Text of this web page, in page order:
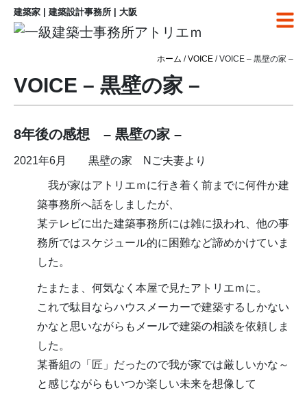
建築家 | 建築設計事務所 | 大阪
ホーム /VOICE / VOICE – 黒壁の家 –
VOICE – 黒壁の家 –
8年後の感想 – 黒壁の家 –
2021年6月 黒壁の家 Nご夫妻より
我が家はアトリエｍに行き着く前までに何件か建
築事務所へ話をしましたが、
某テレビに出た建築事務所には雑に扱われ、他の事
務所ではスケジュール的に困難など諦めかけていま
した。
たまたま、何気なく本屋で見たアトリエｍに。
これで駄目ならハウスメーカーで建築するしかない
かなと思いながらもメールで建築の相談を依頼しま
した。
某番組の「匠」だったので我が家では厳しいかな～
と感じながらもいつか楽しい未来を想像して